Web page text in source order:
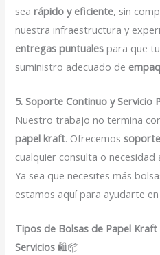
searápido y eficiente, sin
nuestra infraestructura y
entregas puntuales para que
suministro adecuado de
5. Soporte Continuo y Servicio
Nuestro trabajo no termina
papel kraft. Ofrecemos
cualquier consulta o
Ya sea que necesites más
estamos aquí para ayudarte
Tipos de Bolsas de Papel
Servicios 🛍️📦